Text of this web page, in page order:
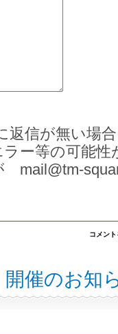
返信が無い場
ー等の可能
mail@tm-
A
TM-
SQUARE
コメン
催のお知